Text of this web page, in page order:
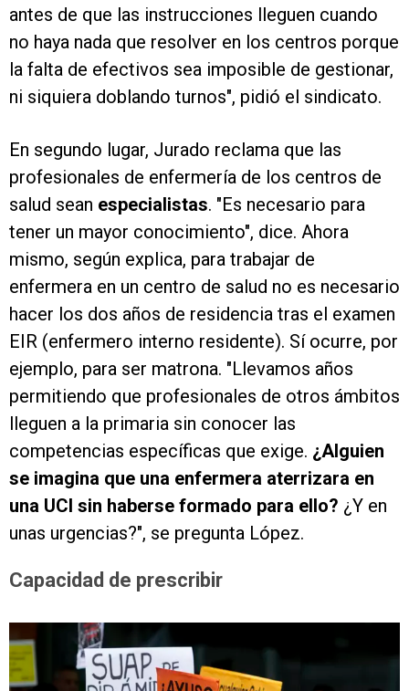
antes de que las instrucciones lleguen cuando
no haya nada que resolver en los centros porque
la falta de efectivos sea imposible de gestionar,
ni siquiera doblando turnos", pidió el sindicato.
En segundo lugar, Jurado reclama que las
profesionales de enfermería de los centros de
salud sean especialistas. "Es necesario para
tener un mayor conocimiento", dice. Ahora
mismo, según explica, para trabajar de
enfermera en un centro de salud no es necesario
hacer los dos años de residencia tras el examen
EIR (enfermero interno residente). Sí ocurre, por
ejemplo, para ser matrona. "Llevamos años
permitiendo que profesionales de otros ámbitos
lleguen a la primaria sin conocer las
competencias específicas que exige. ¿Alguien
se imagina que una enfermera aterrizara en
una UCI sin haberse formado para ello? ¿Y en
unas urgencias?", se pregunta López.
Capacidad de prescribir